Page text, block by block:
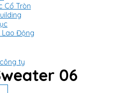
Cổ Tròn
Lao Động
ty
06